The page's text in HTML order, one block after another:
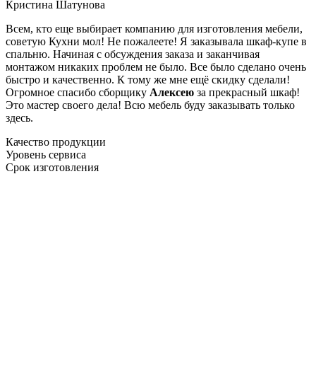
Кристина Шатунова
Всем, кто еще выбирает компанию для изготовления мебели,
советую Кухни мол! Не пожалеете! Я заказывала шкаф-купе в
спальню. Начиная с обсуждения заказа и заканчивая
монтажом никаких проблем не было. Все было сделано очень
быстро и качественно. К тому же мне ещё скидку сделали!
Огромное спасибо сборщику Алексею за прекрасный шкаф!
Это мастер своего дела! Всю мебель буду заказывать только
здесь.
Качество продукции
Уровень сервиса
Срок изготовления